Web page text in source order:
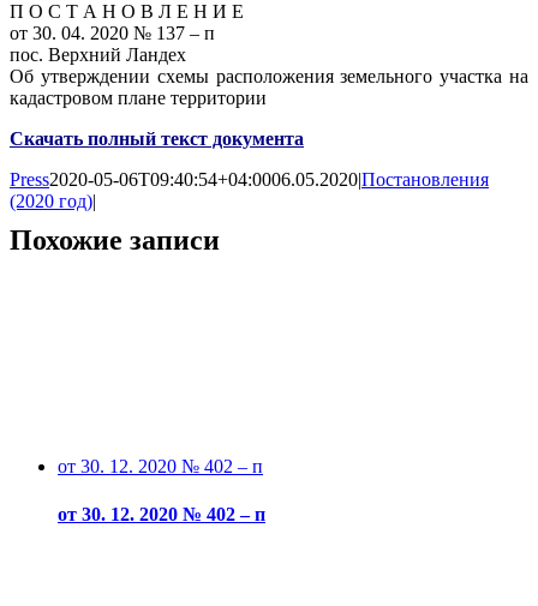
П О С Т А Н О В Л Е Н И Е
от 30. 04. 2020 № 137 – п
пос. Верхний Ландех
Об утверждении схемы расположения земельного участка на
кадастровом плане территории
Скачать полный текст документа
Press2020-05-06T09:40:54+04:0006.05.2020|Постановления
(2020 год)|
Похожие записи
от 30. 12. 2020 № 402 – п
от 30. 12. 2020 № 402 – п